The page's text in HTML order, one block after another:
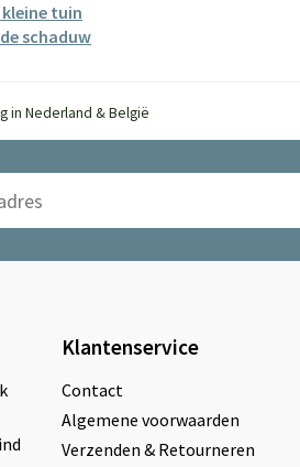
tuin
schaduw
in Nederland & België
Klantenservice
Contact
Algemene voorwaarden
Verzenden & Retourneren